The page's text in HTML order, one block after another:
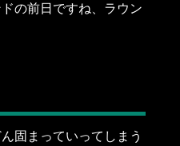
の前日ですね、ラウン
固まっていってしまう